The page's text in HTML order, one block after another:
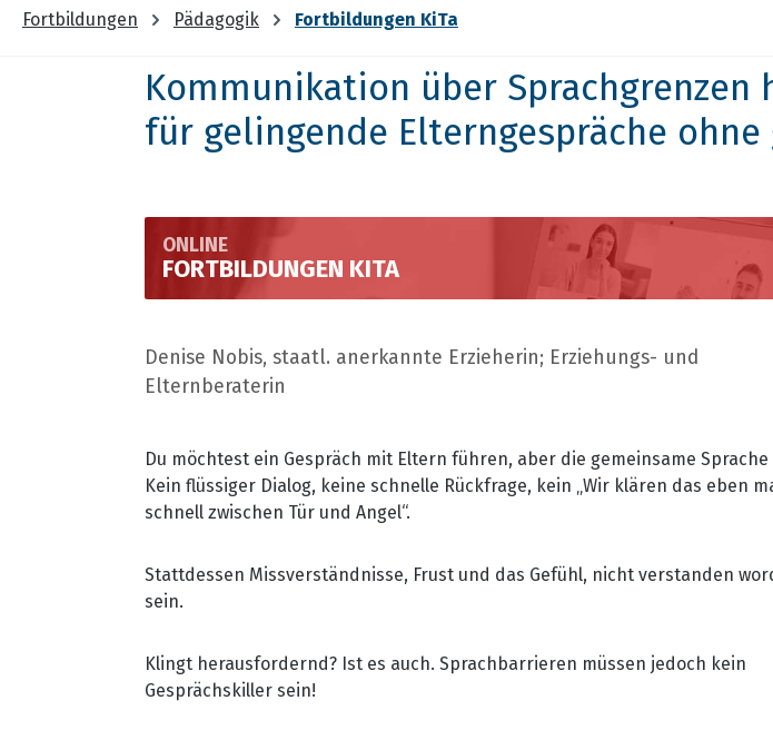
Fortbildungen Pädagogik Fortbildungen KiTa
Kommunikation über
für gelingende Elterngespräche ohne
ONLINE
FORTBILDUNGEN KITA
Denise Nobis, staatl. anerkannte Erzieherin; Erziehungs- und
Elternberaterin
Du möchtest ein Gespräch mit Eltern führen, aber die gemeinsame
Kein flüssiger Dialog, keine schnelle Rückfrage, kein „Wir klären das eben
schnell zwischen Tür und Angel“.
Stattdessen Missverständnisse, Frust und das Gefühl, nicht verstanden
sein.
Klingt herausfordernd? Ist es auch. Sprachbarrieren müssen jedoch kein
Gesprächskiller sein!